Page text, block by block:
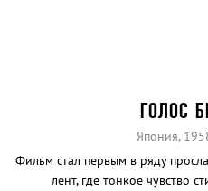
ГОЛОС
Япония,
Фильм стал первым в ряду
лент, где тонкое чувство